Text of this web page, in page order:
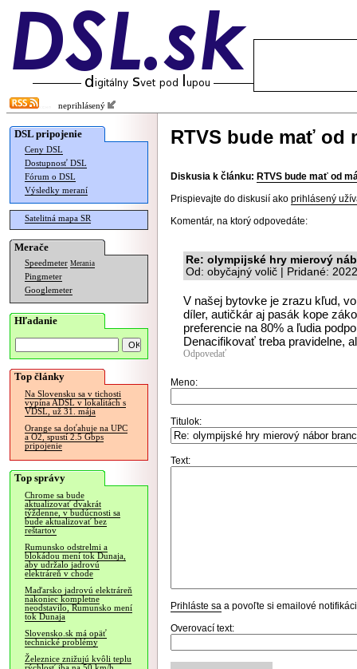
neprihlásený
DSL pripojenie
Ceny DSL
Dostupnosť DSL
Fórum o DSL
Výsledky meraní
Satelitná mapa SR
Merače
Speedmeter Merania
Pingmeter
Googlemeter
Hľadanie
Top články
Na Slovensku sa v tichosti
vypína ADSL v lokalitách s
VDSL, už 31. mája
Orange sa doťahuje na UPC
a O2, spustí 2.5 Gbps
pripojenie
Top správy
Chrome sa bude
aktualizovať dvakrát
týždenne, v budúcnosti sa
bude aktualizovať bez
reštartov
Rumunsko odstrelmi a
blokádou mení tok Dunaja,
aby udržalo jadrovú
elektráreň v chode
Maďarsko jadrovú elektráreň
nakoniec kompletne
neodstavilo, Rumunsko mení
tok Dunaja
Slovensko.sk má opäť
technické problémy
Železnice znižujú kvôli teplu
RTVS bude mať od
Diskusia k článku: RTVS bude mať od
Prispievajte do diskusií ako prihlásený
Komentár, na ktorý odpovedáte:
Re: olympijské hry mierový
Od: obyčajný volič | Pridané:
V našej bytovke je zrazu kľud,
díler, autičkár aj pasák kope
preferencie na 80% a ľudia
Denacifikovať treba pravidelne,
Odpovedať
Meno:
Titulok:
Text:
Prihláste sa a povoľte si emailové
Overovací text: